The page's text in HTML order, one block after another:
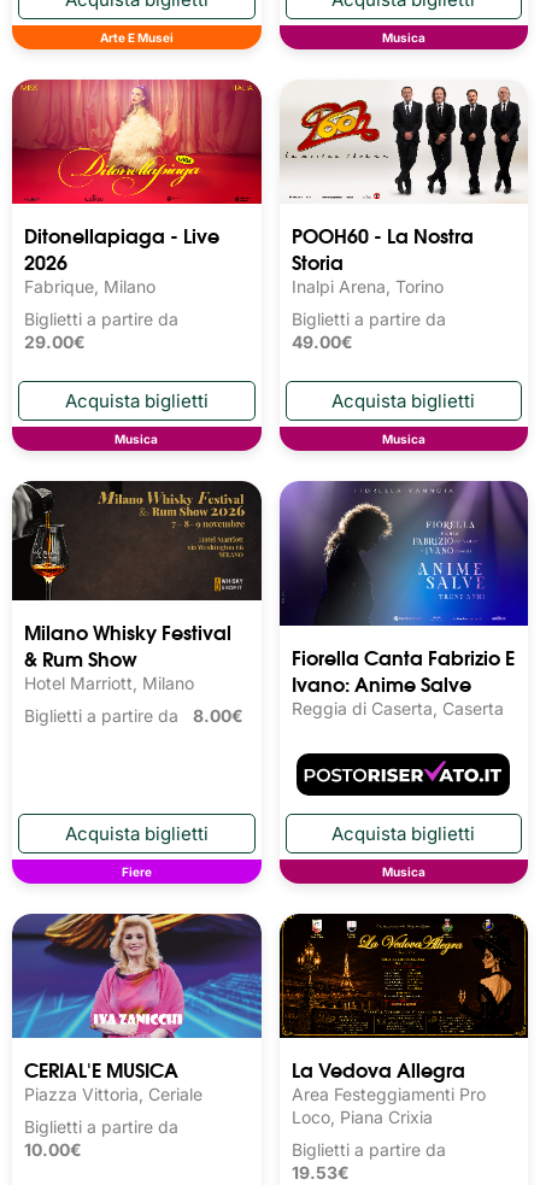
Arte E Musei Musica
Ditonellapiaga - Live
2026
Fabrique, Milano
Biglietti a partire da
29.00€
Musica
POOH60 - La Nostra
Storia
Inalpi Arena, Torino
Biglietti a partire da
49.00€
Musica
Milano Whisky Festival
& Rum Show
Hotel Marriott, Milano
Biglietti a partire da 8.00€
Fiere
Fiorella Canta Fabrizio E
Ivano: Anime Salve
Reggia di Caserta, Caserta
Musica
CERIAL'E MUSICA
Piazza Vittoria, Ceriale
Biglietti a partire da
10.00€
La Vedova Allegra
Area Festeggiamenti Pro
Loco, Piana Crixia
Biglietti a partire da
19.53€